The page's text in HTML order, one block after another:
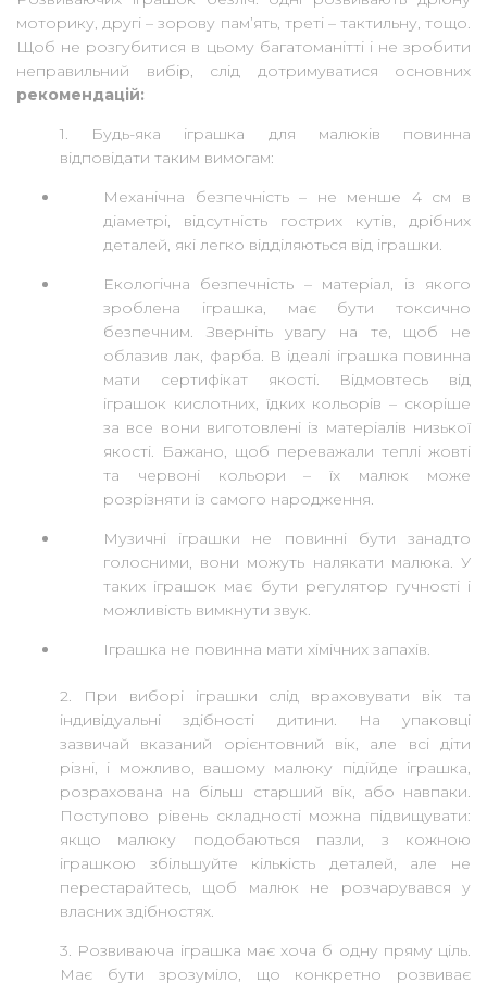
моторику, другі – зорову пам’ять, треті – тактильну, тощо.
Щоб не розгубитися в цьому багатоманітті і не зробити
неправильний вибір, слід дотримуватися основних
рекомендацій:
1. Будь-яка іграшка для малюків повинна
відповідати таким вимогам:
Механічна безпечність – не менше 4 см в
діаметрі, відсутність гострих кутів, дрібних
деталей, які легко відділяються від іграшки.
Екологічна безпечність – матеріал, із якого
зроблена іграшка, має бути токсично
безпечним. Зверніть увагу на те, щоб не
облазив лак, фарба. В ідеалі іграшка повинна
мати сертифікат якості. Відмовтесь від
іграшок кислотних, їдких кольорів – скоріше
за все вони виготовлені із матеріалів низької
якості. Бажано, щоб переважали теплі жовті
та червоні кольори – їх малюк може
розрізняти із самого народження.
Музичні іграшки не повинні бути занадто
голосними, вони можуть налякати малюка. У
таких іграшок має бути регулятор гучності і
можливість вимкнути звук.
Іграшка не повинна мати хімічних запахів.
2. При виборі іграшки слід враховувати вік та
індивідуальні здібності дитини. На упаковці
зазвичай вказаний орієнтовний вік, але всі діти
різні, і можливо, вашому малюку підійде іграшка,
розрахована на більш старший вік, або навпаки.
Поступово рівень складності можна підвищувати:
якщо малюку подобаються пазли, з кожною
іграшкою збільшуйте кількість деталей, але не
перестарайтесь, щоб малюк не розчарувався у
власних здібностях.
3. Розвиваюча іграшка має хоча б одну пряму ціль.
Має бути зрозуміло, що конкретно розвиває